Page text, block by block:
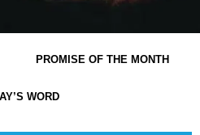
PROMISE OF THE MONTH
WORD